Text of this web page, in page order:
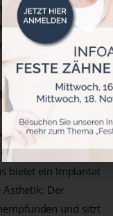
oder gar der
sind nicht zu
aus
aus Titan
Damit kann die
bietet ein Implantat
Der
und sitzt